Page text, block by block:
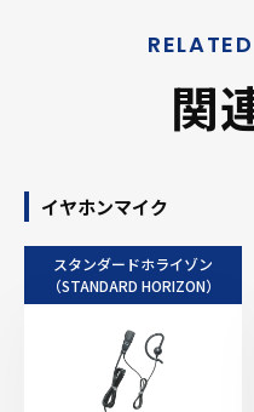
関
イヤホンマイク
スタンダードホライゾン
（STANDARD HORIZON）